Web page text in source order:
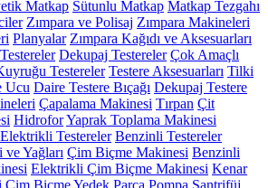
Matkap Sütunlu Matkap Matkap Tezgahı
Zımpara ve Polisaj Zımpara Makineleri
Planyalar Zımpara Kağıdı ve Aksesuarları
Dekupaj Testereler Çok Amaçlı
Testereler Testere Aksesuarları Tilki
Ucu Daire Testere Bıçağı Dekupaj Testere
Çapalama Makinesi Tırpan Çit
HidroforYaprak Toplama Makinesi
Elektrikli Testereler Benzinli Testereler
Yağları Çim Biçme Makinesi Benzinli
Elektrikli Çim Biçme Makinesi Kenar
Çim Biçme Yedek Parça Pompa Santrifüj